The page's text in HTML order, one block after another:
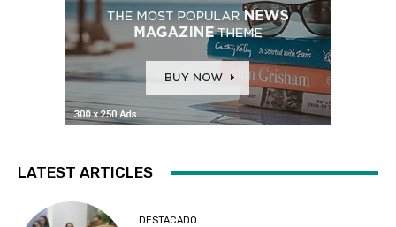
LATEST ARTICLES
DESTACADO